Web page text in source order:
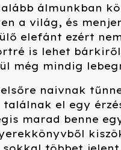
álmunkban
a világ, és
elefánt ezért
is lehet
még mindig
naivnak
el egy
marad benne